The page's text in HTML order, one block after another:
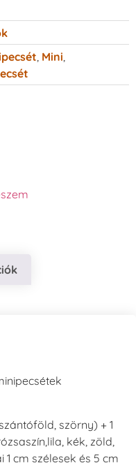
Mini
szörny) + 1
kék, zöld,
cm szélesek és 5 cm